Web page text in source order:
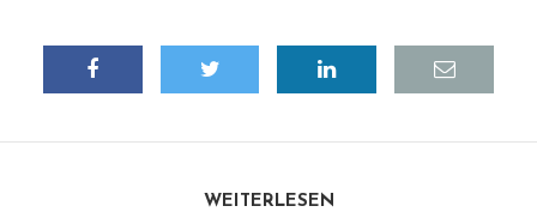
WEITERLESEN